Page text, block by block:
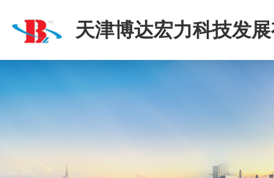
天津博达宏力科技发
司